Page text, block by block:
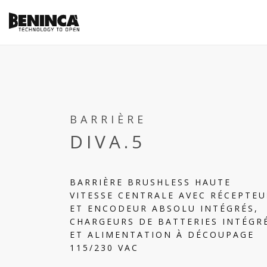
BARRIÈRE
DIVA.5
BARRIÈRE BRUSHLESS HAUTE
VITESSE CENTRALE AVEC
ET ENCODEUR ABSOLU INTÉGRÉS,
CHARGEURS DE BATTERIES
ET ALIMENTATION À DÉCOUPAGE
115/230 VAC